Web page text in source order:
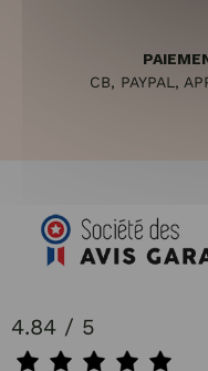
CB, PAYPAL,
4.84 / 5